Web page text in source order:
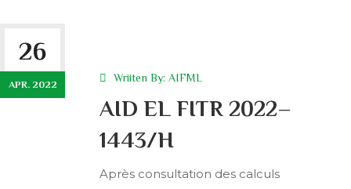
26
APR. 2022
Wriiten By: AIFML
AID EL FITR 2022–
1443/H
Après consultation des calculs